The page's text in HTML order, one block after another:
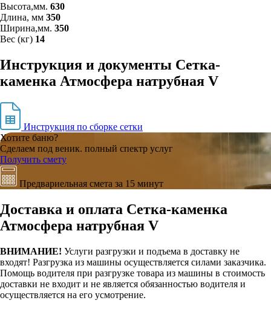
Высота,мм. 630
Длина, мм 350
Ширина,мм. 350
Вес (кг) 14
Инструкция и документы Сетка-
каменка Атмосфера натрубная V
Инструкция по сборке сетки
Хотите баню?
Сделаем под веник. полный спектр услуг
Получить смету
Предвариельная смета за 15 минут
Доставка и оплата Сетка-каменка
Атмосфера натрубная V
ВНИМАНИЕ! Услуги разгрузки и подъема в доставку не
входят! Разгрузка из машины осуществляется силами заказчика.
Помощь водителя при разгрузке товара из машины в стоимость
доставки не входит и не является обязанностью водителя и
осуществляется на его усмотрение.